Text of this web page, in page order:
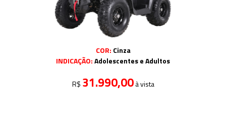
COR: Cinza
INDICAÇÃO:Adolescentes e Adultos
R$ 31.990,00à vista